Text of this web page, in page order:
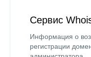
Сервис
Информация о
регистрации